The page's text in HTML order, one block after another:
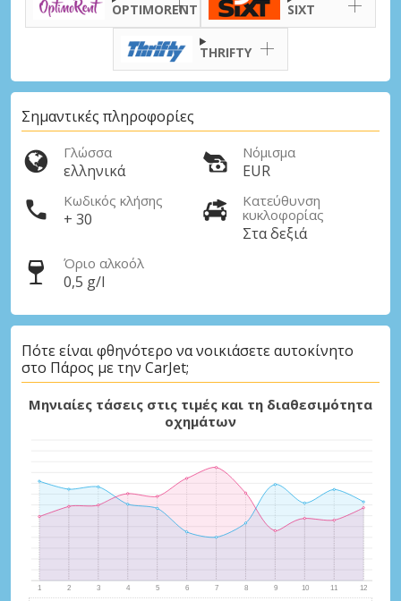
OPTIMORENT SIXT
THRIFTY
Σημαντικές πληροφορίες
Γλώσσα
ελληνικά
Νόμισμα
EUR
Κωδικός κλήσης
+ 30
Κατεύθυνση
κυκλοφορίας
Στα δεξιά
Όριο αλκοόλ
0,5 g/l
Πότε είναι φθηνότερο να νοικιάσετε αυτοκίνητο
στο Πάρος με την CarJet;
Μηνιαίες τάσεις στις τιμές και τη διαθεσιμότητα
οχημάτων